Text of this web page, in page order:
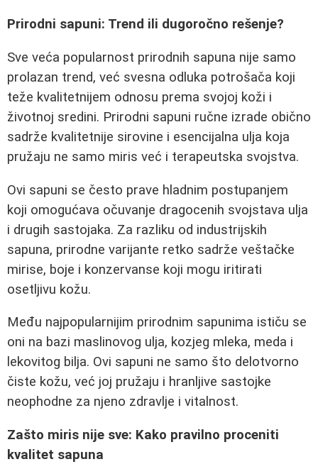
Prirodni sapuni: Trend ili dugoročno rešenje?
Sve veća popularnost prirodnih sapuna nije samo
prolazan trend, već svesna odluka potrošača koji
teže kvalitetnijem odnosu prema svojoj koži i
životnoj sredini. Prirodni sapuni ručne izrade obično
sadrže kvalitetnije sirovine i esencijalna ulja koja
pružaju ne samo miris već i terapeutska svojstva.
Ovi sapuni se često prave hladnim postupanjem
koji omogućava očuvanje dragocenih svojstava ulja
i drugih sastojaka. Za razliku od industrijskih
sapuna, prirodne varijante retko sadrže veštačke
mirise, boje i konzervanse koji mogu iritirati
osetljivu kožu.
Među najpopularnijim prirodnim sapunima ističu se
oni na bazi maslinovog ulja, kozjeg mleka, meda i
lekovitog bilja. Ovi sapuni ne samo što delotvorno
čiste kožu, već joj pružaju i hranljive sastojke
neophodne za njeno zdravlje i vitalnost.
Zašto miris nije sve: Kako pravilno proceniti
kvalitet sapuna